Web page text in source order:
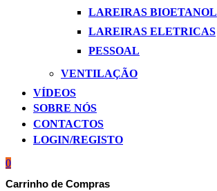
LAREIRAS BIOETANOL
LAREIRAS ELETRICAS
PESSOAL
VENTILAÇÃO
VÍDEOS
SOBRE NÓS
CONTACTOS
LOGIN/REGISTO
0
Carrinho de Compras